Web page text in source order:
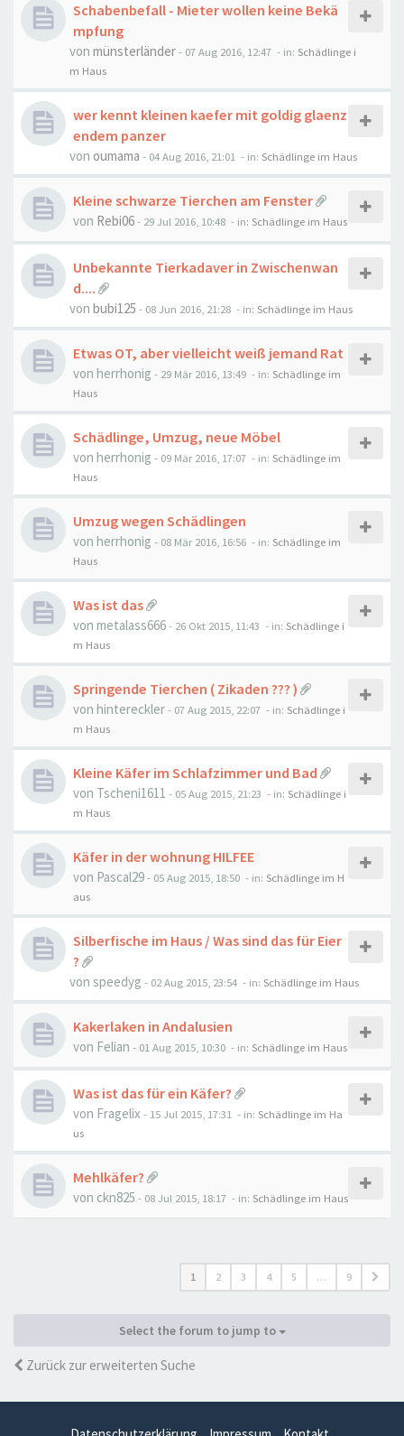
Schabenbefall - Mieter wollen keine Bekä
mpfung
von münsterländer- 07 Aug 2016, 12:47 - in: Schädlinge i
m Haus
wer kennt kleinen kaefer mit goldig glaenz
endem panzer
von oumama - 04 Aug 2016, 21:01 - in: Schädlinge im Haus
Kleine schwarze Tierchen am Fenster
von Rebi06- 29 Jul 2016, 10:48 - in: Schädlinge im Haus
Unbekannte Tierkadaver in Zwischenwan
d....
von bubi125 - 08 Jun 2016, 21:28 - in: Schädlinge im Haus
Etwas OT, aber vielleicht weiß jemand Rat
von herrhonig - 29 Mär 2016, 13:49 - in: Schädlinge im
Haus
Schädlinge, Umzug, neue Möbel
von herrhonig - 09 Mär 2016, 17:07 - in: Schädlinge im
Haus
Umzug wegen Schädlingen
von herrhonig - 08 Mär 2016, 16:56 - in: Schädlinge im
Haus
Was ist das
von metalass666- 26 Okt 2015, 11:43 - in: Schädlinge i
m Haus
Springende Tierchen ( Zikaden ??? )
von hintereckler- 07 Aug 2015, 22:07 - in: Schädlinge i
m Haus
Kleine Käfer im Schlafzimmer und Bad
von Tscheni1611 - 05 Aug 2015, 21:23 - in: Schädlinge i
m Haus
Käfer in der wohnung HILFEE
von Pascal29- 05 Aug 2015, 18:50 - in: Schädlinge im H
aus
Silberfische im Haus / Was sind das für Eier
?
von speedyg - 02 Aug 2015, 23:54 - in: Schädlinge im Haus
Kakerlaken in Andalusien
von Felian - 01 Aug 2015, 10:30 - in: Schädlinge im Haus
Was ist das für ein Käfer?
von Fragelix - 15 Jul 2015, 17:31 - in: Schädlinge im Ha
us
Mehlkäfer?
von ckn825 - 08 Jul 2015, 18:17 - in: Schädlinge im Haus
1 2 3 4 5 … 9
Select the forum to jump to
Zurück zur erweiterten Suche